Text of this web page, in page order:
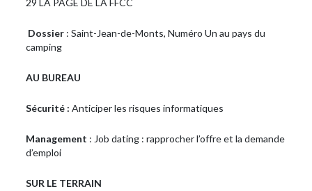
Dossier : Saint-Jean-de-Monts, Numéro Un au pays du
camping
AU BUREAU
Sécurité : Anticiper les risques informatiques
Management : Job dating : rapprocher l’offre et la demande
d’emploi
SUR LE TERRAIN